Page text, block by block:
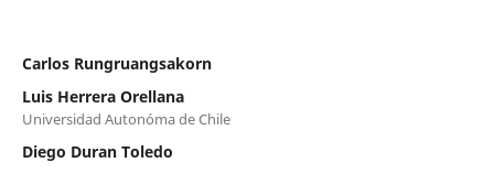
Carlos Rungruangsakorn
Luis Herrera Orellana
Universidad Autonóma de Chile
Diego Duran Toledo